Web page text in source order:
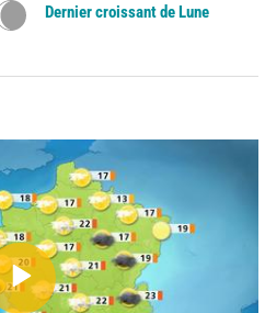
Dernier croissant de Lune